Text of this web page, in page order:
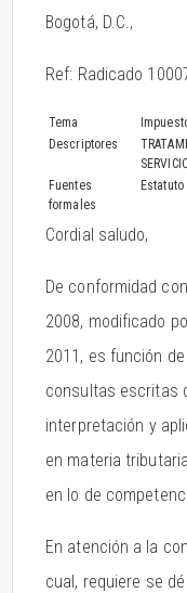
Bogotá, D.C.,
Ref: Radicado
Tema
Descriptores
Fuentes
formales
Cordial saludo,
De conformidad
2008, modificado
2011, es función
consultas escritas
interpretación y
en materia
en lo de
En atención a la
cual, requiere se